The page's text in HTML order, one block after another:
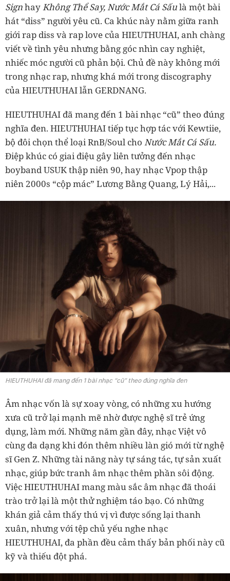
SignhayKhông Thể Say, Nước Mắt Cá Sấulà một bài
hát “diss” người yêu cũ. Ca khúc này nằm giữa ranh
giới rap diss và rap love của HIEUTHUHAI, anh chàng
viết về tình yêu nhưng bằng góc nhìn cay nghiệt,
nhiếc móc người cũ phản bội. Chủ đề này không mới
trong nhạc rap, nhưng khá mới trong discography
của HIEUTHUHAI lẫn GERDNANG.
HIEUTHUHAI đã mang đến 1 bài nhạc “cũ” theo đúng
nghĩa đen. HIEUTHUHAI tiếp tục hợp tác với Kewtiie,
bộ đôi chọn thể loại RnB/Soul cho Nước Mắt Cá Sấu.
Điệp khúc có giai điệu gây liên tưởng đến nhạc
boyband USUK thập niên 90, hay nhạc Vpop thập
niên 2000s “cộp mác” Lương Bằng Quang, Lý Hải,...
HIEUTHUHAI đã mang đến 1 bài nhạc “cũ” theo đúng nghĩa đen
Âm nhạc vốn là sự xoay vòng, có những xu hướng
xưa cũ trở lại mạnh mẽ nhờ được nghệ sĩ trẻ ứng
dụng, làm mới. Những năm gần đây, nhạc Việt vô
cùng đa dạng khi đón thêm nhiều làn gió mới từ nghệ
sĩ Gen Z. Những tài năng này tự sáng tác, tự sản xuất
nhạc, giúp bức tranh âm nhạc thêm phần sôi động.
Việc HIEUTHUHAI mang màu sắc âm nhạc đã thoái
trào trở lại là một thử nghiệm táo bạo. Có những
khán giả cảm thấy thú vị vì được sống lại thanh
xuân, nhưng với tệp chủ yếu nghe nhạc
HIEUTHUHAI, đa phần đều cảm thấy bản phối này cũ
kỹ và thiếu đột phá.